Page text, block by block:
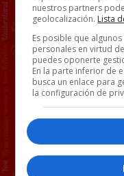
nuestros partners
geolocalización. Lista
Es posible que
personales en virtud
puedes oponerte
En la parte inferior de
busca un enlace para
la configuración de